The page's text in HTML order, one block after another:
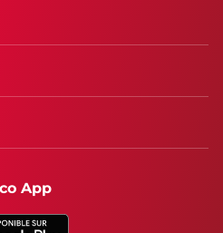
App